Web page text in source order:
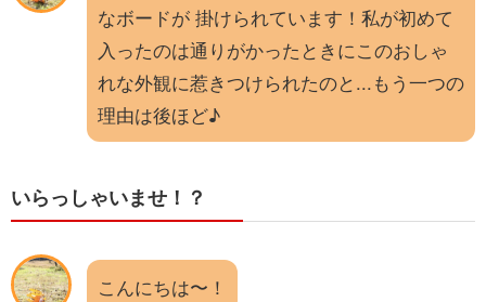
なボードが 掛けられています！私が初めて
入ったのは通りがかったときにこのおしゃ
れな外観に惹きつけられたのと...もう一つの
理由は後ほど♪
いらっしゃいませ！？
こんにちは〜！